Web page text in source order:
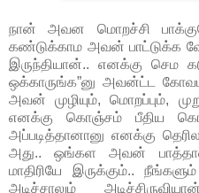
நான் அவன மொறச்சி
கண்டுக்காம அவன் பாட்டுக்க
இருந்தியான்.. எனக்கு செம
ஒக்காருங்க”னு அவன்ட்ட
அவன் முழியும், மொறப்பும்,
எனக்கு கொஞ்சம் பீதிய
அப்படித்தானானு எனக்கு
அது.. ஒங்கள அவன்
மாதிரியே இருக்கும்..
அடிச்சாலும்